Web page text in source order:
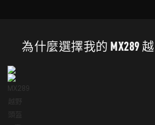
為什麼選擇我的 MX289